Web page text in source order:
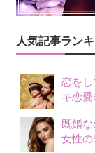
人気記事ラン
恋を
キ恋
既婚
女性の